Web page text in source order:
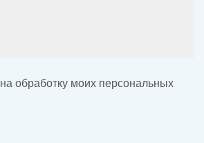
на обработку моих персональных